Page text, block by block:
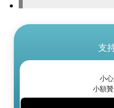
支
小
小額